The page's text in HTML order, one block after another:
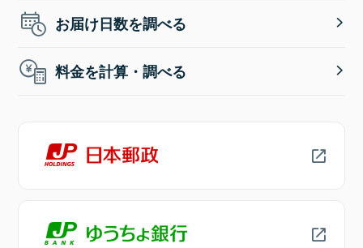
お届け日数を調べる
料金を計算・調べる